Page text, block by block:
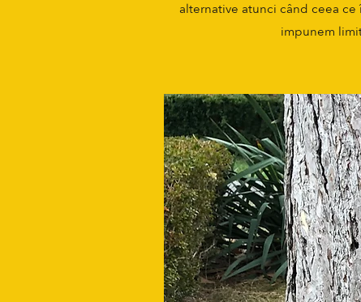
alternative atunci când ceea
impunem